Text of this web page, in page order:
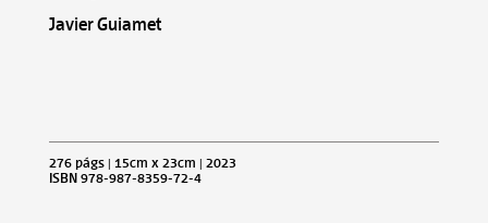
Javier Guiamet
276 págs | 15cm x 23cm | 2023
ISBN 978-987-8359-72-4